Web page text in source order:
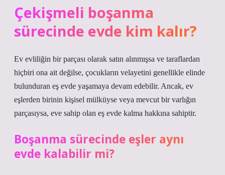
Çekişmeli boşanma
sürecinde evde kim kalır?
Ev evliliğin bir parçası olarak satın alınmışsa ve taraflardan
hiçbiri ona ait değilse, çocukların velayetini genellikle elinde
bulunduran eş evde yaşamaya devam edebilir. Ancak, ev
eşlerden birinin kişisel mülküyse veya mevcut bir varlığın
parçasıysa, eve sahip olan eş evde kalma hakkına sahiptir.
Boşanma sürecinde eşler aynı
evde kalabilir mi?